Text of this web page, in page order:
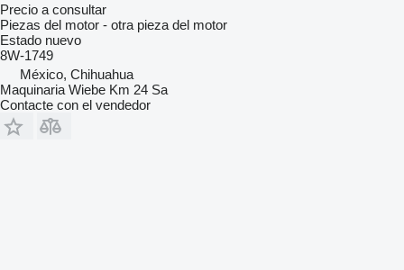
Precio a consultar
Piezas del motor - otra pieza del motor
Estado nuevo
8W-1749
México, Chihuahua
Maquinaria Wiebe Km 24 Sa
Contacte con el vendedor